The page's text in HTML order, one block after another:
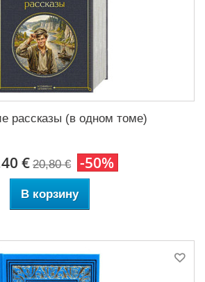
рассказы (в одном томе)
€ 20,80 € -50%
В корзину